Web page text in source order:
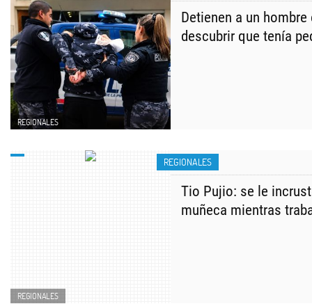
REGIONALES
Detienen a un
descubrir que tenía
REGIONALES
REGIONALES
Tio Pujio: se le
muñeca mientras